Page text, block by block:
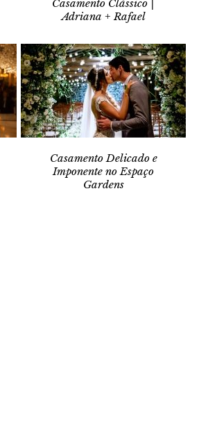
Casamento Clássico |
Adriana + Rafael
Casamento Delicado e
Imponente no Espaço
Gardens